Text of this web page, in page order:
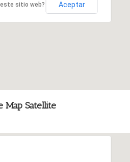
sitio web? Aceptar
Map Satellite